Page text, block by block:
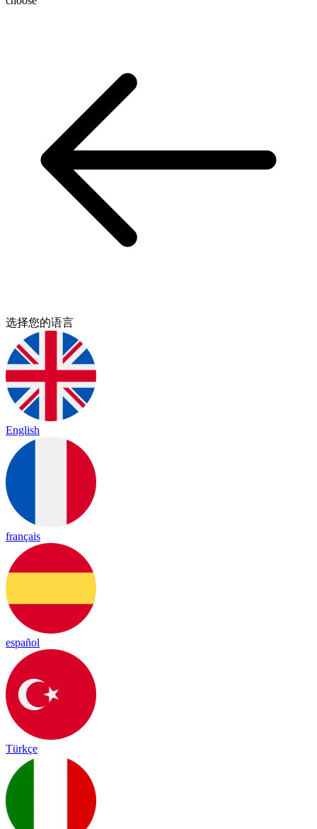
选择您的语言
English
français
español
Türkçe